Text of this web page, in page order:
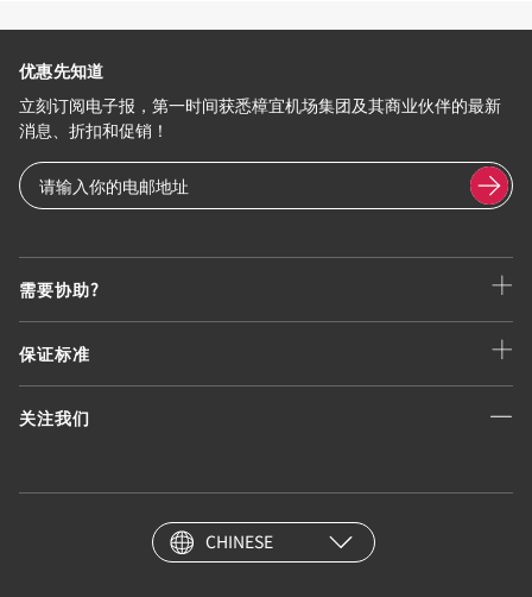
需要协助?
保证标准
关注我们
优惠先知道
立刻订阅电子报，第一时间获悉樟宜机场集团及其商业伙伴的最新
消息、折扣和促销！
CHINESE